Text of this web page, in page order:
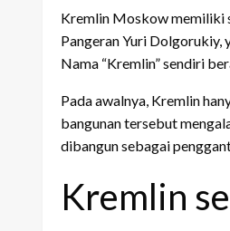
Kremlin Moskow memiliki
Pangeran Yuri Dolgorukiy,
Nama “Kremlin” sendiri
Pada awalnya, Kremlin
bangunan tersebut
dibangun sebagai
Kremlin